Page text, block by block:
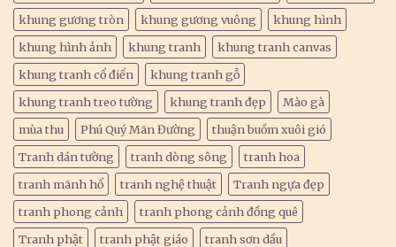
khung gương tròn
khung gương vuông
khung hình
khung hình ảnh
khung tranh
khung tranh canvas
khung tranh cổ điển
khung tranh gỗ
khung tranh treo tường
khung tranh đẹp
Mào gà
mùa thu
Phú Quý Mãn Đường
thuận buồm xuôi gió
Tranh dán tường
tranh dòng sông
tranh hoa
tranh mãnh hổ
tranh nghệ thuật
Tranh ngựa đẹp
tranh phong cảnh
tranh phong cảnh đồng quê
Tranh phật
tranh phật giáo
tranh sơn dầu